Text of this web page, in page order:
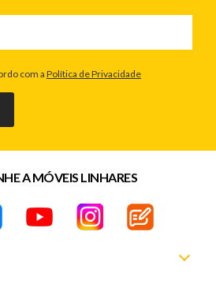
com a Política de Privacidade
A MÓVEIS LINHARES